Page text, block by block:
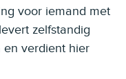
voor iemand met
zelfstandig
en verdient hier